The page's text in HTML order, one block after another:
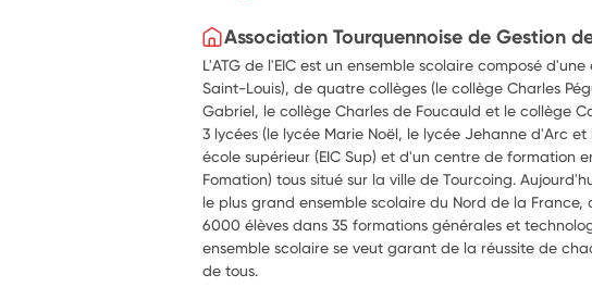
Association Tourquennoise de Gestion
L'ATG de l'EIC est un ensemble scolaire composé
Saint-Louis), de quatre collèges (le collège Charles
Gabriel, le collège Charles de Foucauld et le collège
3 lycées (le lycée Marie Noël, le lycée Jehanne d'Arc et
école supérieur (EIC Sup) et d'un centre de formation
Fomation) tous situé sur la ville de Tourcoing.
le plus grand ensemble scolaire du Nord de la
6000 élèves dans 35 formations générales et
ensemble scolaire se veut garant de la réussite de
de tous.